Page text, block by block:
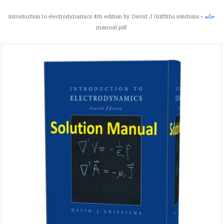
خانه »
introduction to electrodynamics 4th edition by David J Griffiths solutions
manual pdf